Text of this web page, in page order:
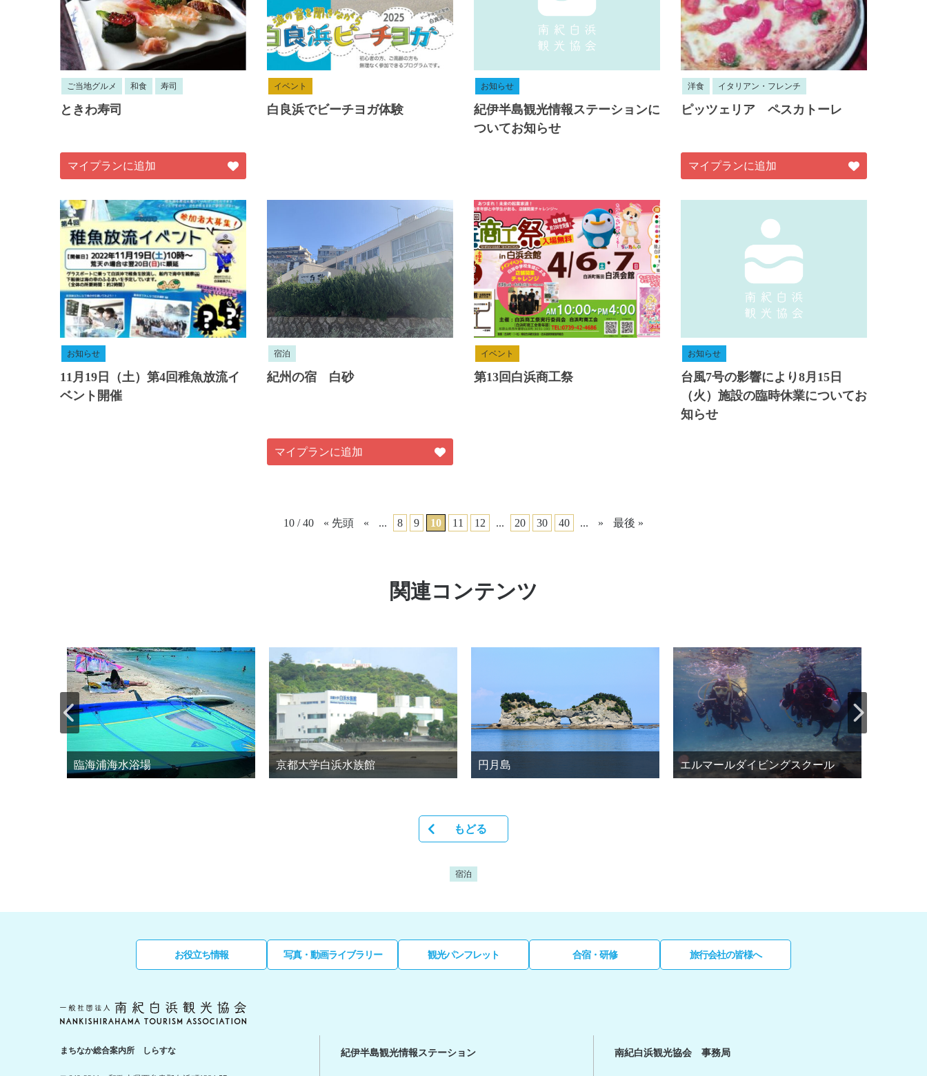
ご当地グルメ 和食 寿司
ときわ寿司
マイプランに追加
イベント
白良浜でビーチヨガ体験
お知らせ
紀伊半島観光情報ステーションに
ついてお知らせ
洋食 イタリアン・フレンチ
ピッツェリア ペスカトーレ
マイプランに追加
お知らせ
11月19日（土）第4回稚魚放流イ
ベント開催
宿泊
紀州の宿 白砂
マイプランに追加
イベント
第13回白浜商工祭
お知らせ
台風7号の影響により8月15日
（火）施設の臨時休業についてお
知らせ
10 / 40 « 先頭 « ... 8 9 10 11 12 ... 20 30 40 ... » 最後 »
関連コンテンツ
臨海浦海水浴場 京都大学白浜水族館 円月島 エルマールダイビングスクール
もどる
宿泊
お役立ち情報 写真・動画ライブラリー 観光パンフレット 合宿・研修 旅行会社の皆様へ
まちなか総合案内所 しらすな 紀伊半島観光情報ステーション 南紀白浜観光協会 事務局